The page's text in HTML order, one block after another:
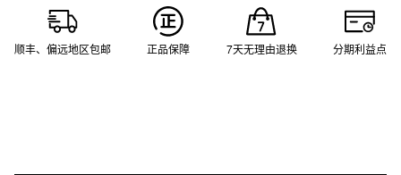
顺丰、偏远地区包邮 正品保障 7天无理由退换 分期利益点